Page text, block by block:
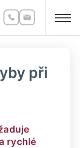
při
rychlé